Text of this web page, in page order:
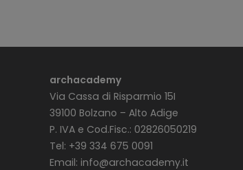
archacademy
Via Cassa di Risparmio 15I
39100 Bolzano – Alto Adige
P. IVA e Cod.Fisc.: 02826050219
Tel: +39 334 675 0091
Email: info@archacademy.it